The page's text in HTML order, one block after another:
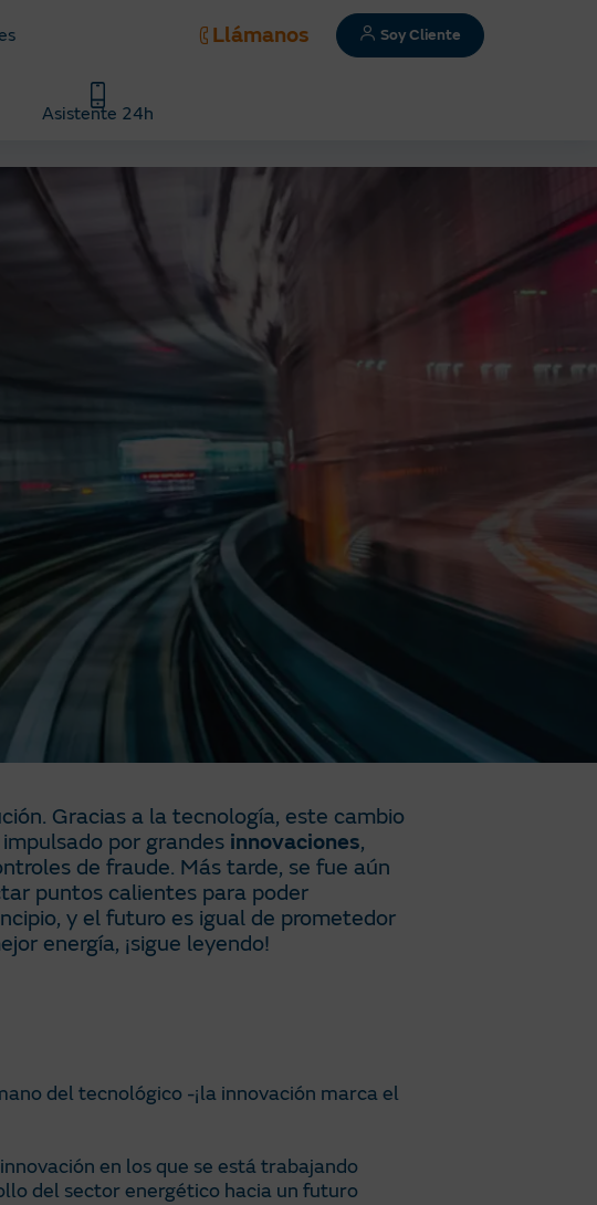
Llámanos Soy Cliente
Asistente 24h
Gracias a la tecnología, este cambio
por grandes innovaciones,
de fraude. Más tarde, se fue aún
puntos calientes para poder
y el futuro es igual de prometedor
energía, ¡sigue leyendo!
del tecnológico -¡la innovación marca el
en los que se está trabajando
del sector energético hacia un futuro